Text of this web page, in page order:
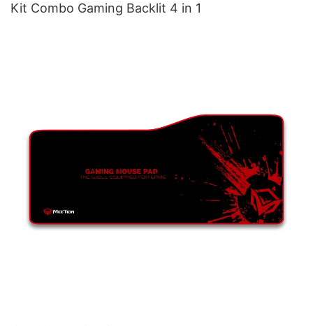
Kit Combo Gaming Backlit 4 in 1